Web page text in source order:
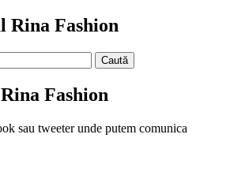
Rina Fashion
Fashion
sau tweeter unde putem comunica